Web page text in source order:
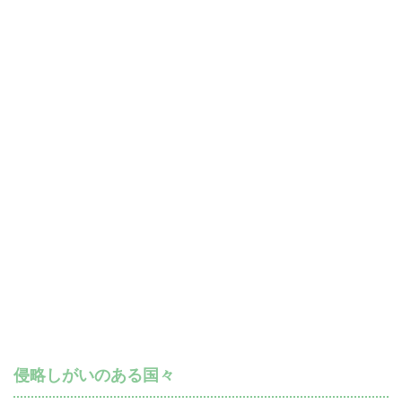
侵略しがいのある国々